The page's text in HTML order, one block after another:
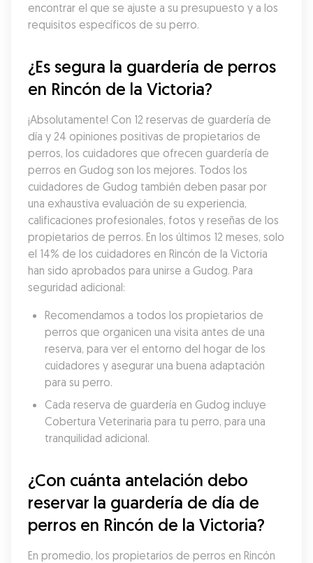
encontrar el que se ajuste a su presupuesto y a los
requisitos específicos de su perro.
¿Es segura la guardería de perros
en Rincón de la Victoria?
¡Absolutamente! Con 12 reservas de guardería de
día y 24 opiniones positivas de propietarios de
perros, los cuidadores que ofrecen guardería de
perros en Gudog son los mejores. Todos los
cuidadores de Gudog también deben pasar por
una exhaustiva evaluación de su experiencia,
calificaciones profesionales, fotos y reseñas de los
propietarios de perros. En los últimos 12 meses, solo
el 14% de los cuidadores en Rincón de la Victoria
han sido aprobados para unirse a Gudog. Para
seguridad adicional:
Recomendamos a todos los propietarios de
perros que organicen una visita antes de una
reserva, para ver el entorno del hogar de los
cuidadores y asegurar una buena adaptación
para su perro.
Cada reserva de guardería en Gudog incluye
Cobertura Veterinaria para tu perro, para una
tranquilidad adicional.
¿Con cuánta antelación debo
reservar la guardería de día de
perros en Rincón de la Victoria?
En promedio, los propietarios de perros en Rincón